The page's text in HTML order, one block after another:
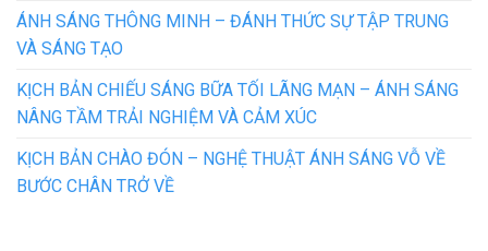
ÁNH SÁNG THÔNG MINH – ĐÁNH THỨC SỰ TẬP TRUNG
VÀ SÁNG TẠO
KỊCH BẢN CHIẾU SÁNG BỮA TỐI LÃNG MẠN – ÁNH SÁNG
NÂNG TẦM TRẢI NGHIỆM VÀ CẢM XÚC
KỊCH BẢN CHÀO ĐÓN – NGHỆ THUẬT ÁNH SÁNG VỖ VỀ
BƯỚC CHÂN TRỞ VỀ